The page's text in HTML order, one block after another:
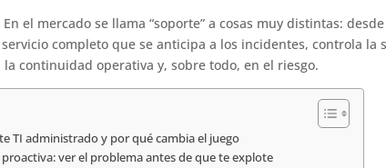
el mercado se llama “soporte” a cosas muy distintas:
completo que se anticipa a los incidentes, controla la
continuidad operativa y, sobre todo, en el riesgo.
TI administrado y por qué cambia el juego
ver el problema antes de que te explote